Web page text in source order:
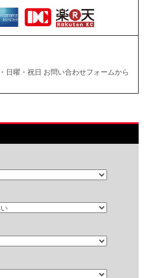
日曜・祝日 お問い合わせフォームから